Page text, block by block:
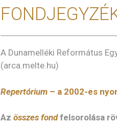
A Dunamelléki Református
(arca.melte.hu)
Repertórium – a 2002-es
Az összes fondfelsorolása